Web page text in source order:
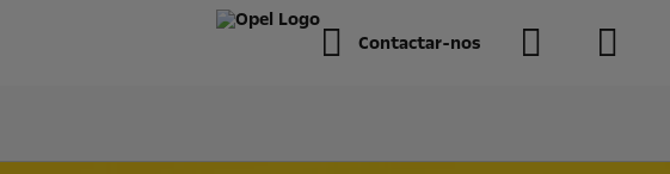
Contactar-nos